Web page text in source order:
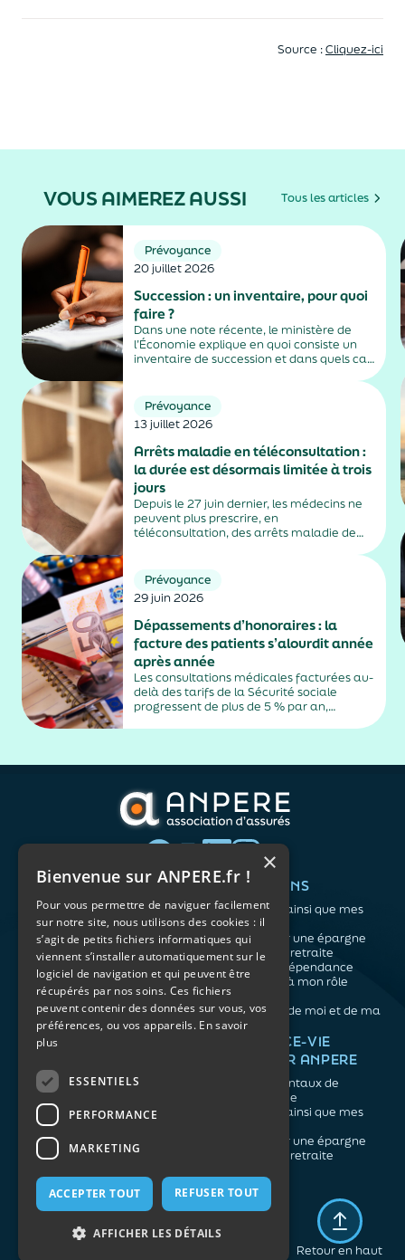
Source :Cliquez-ici
VOUS AIMEREZ AUSSI Tous les articles
Prévoyance
20 juillet 2026
Succession : un inventaire, pour quoi
faire ?
Dans une note récente, le ministère de
l’Économie explique en quoi consiste un
inventaire de succession et dans quels cas
Prévoyance
13 juillet 2026
Arrêts maladie en téléconsultation :
la durée est désormais limitée à trois
jours
Depuis le 27 juin dernier, les médecins ne
peuvent plus prescrire, en
téléconsultation, des arrêts maladie de
sociales et fiscales, s'inscrit dans un
durcissement plus...
Prévoyance
29 juin 2026
Dépassements d’honoraires : la
facture des patients s’alourdit année
après année
Les consultations médicales facturées au-
delà des tarifs de la Sécurité sociale
progressent de plus de 5 % par an,
alimentés par la montée en puissance des
Retour en haut
Mentions légales
Politique de confidentialité
QUI SOMMES-NOUS ?
L'association
Notre organisation
L’équipe
Les atouts du contrat
associatif
VOS BESOINS
Me protéger ainsi que mes
proches
Me constituer une épargne
Préparer ma retraite
Anticiper la dépendance
Me préparer à mon rôle
d'aidant
Prendre soin de moi et de ma
santé
NOS ARTICLES
Retraite
Prévoyance
Dépendance
Aidants
ASSURANCE-VIE
FACILE PAR ANPERE
Les fondamentaux de
l'assurance vie
Me protéger ainsi que mes
Me constituer une épargne
Préparer ma retraite
×
Bienvenue sur ANPERE.fr !
Pour vous permettre de naviguer facilement
sur notre site, nous utilisons des cookies : il
s’agit de petits fichiers informatiques qui
viennent s’installer automatiquement sur le
logiciel de navigation et qui peuvent être
récupérés par nos soins. Ces fichiers
peuvent contenir des données sur vous, vos
préférences, ou vos appareils. En savoir
plus
ESSENTIELS
PERFORMANCE
MARKETING
ACCEPTER TOUT REFUSER TOUT
AFFICHER LES DÉTAILS